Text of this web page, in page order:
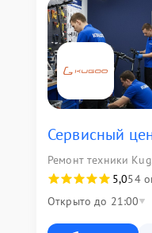
Сервисный
Ремонт техники
5,054
Открыто до 21:00